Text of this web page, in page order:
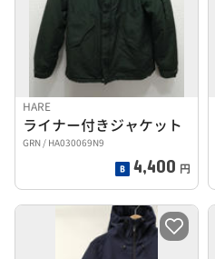
HARE
ライナー付きジャケット
GRN / HA030069N9
4,400 円